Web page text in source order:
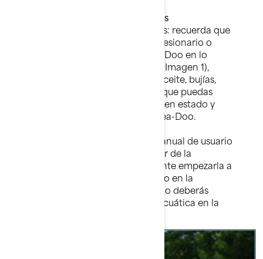
Cuidados y limpieza adecuados
Cuidados y limpieza adecuados: recuerda que
siempre puede recurrir al concesionario o
distribuidor autorizado de Sea-Doo en lo
referente a accesorios, fundas (Imagen 1),
toldos (Imagen 2), repuestos (aceite, bujías,
etc.) y suministros de limpieza que puedas
necesitar para mantener en buen estado y
apariencia tu moto acuática Sea-Doo.
Ahora que has leído todo el manual de usuario
de Sea-Doo, ya puedes disfrutar de la
navegación. Ahora es importante empezarla a
conducir correctamente. Como en la
conducción de un automóvil, no deberás
llevar al límite tu nueva moto acuática en la